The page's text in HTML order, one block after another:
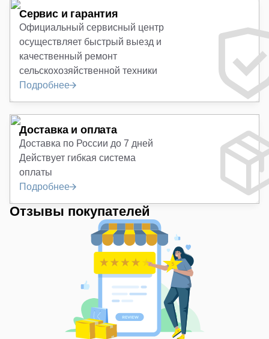
Сервис и гарантия
Официальный сервисный центр
осуществляет быстрый выезд и
качественный ремонт
сельскохозяйственной техники
Подробнее
Доставка и оплата
Доставка по России до 7 дней
Действует гибкая система
оплаты
Подробнее
Отзывы покупателей